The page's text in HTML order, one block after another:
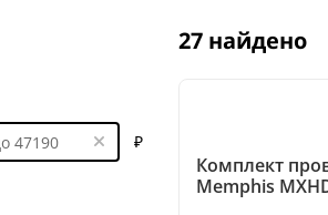
₽
27 найдено
Комплект
Memphis